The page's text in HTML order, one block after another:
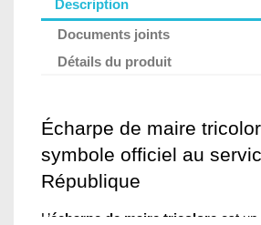
Description
Documents joints
Détails du produit
Écharpe de maire
symbole officiel au
République
L’écharpe de maire tricolore est